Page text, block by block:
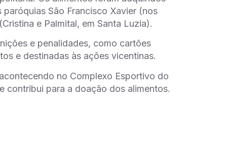
São Francisco Xavier (nos
e Palmital, em Santa Luzia).
e penalidades, como cartões
e destinadas às ações vicentinas.
no Complexo Esportivo do
contribui para a doação dos alimentos.